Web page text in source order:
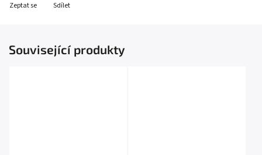
Zeptat se Sdílet
Související produkty